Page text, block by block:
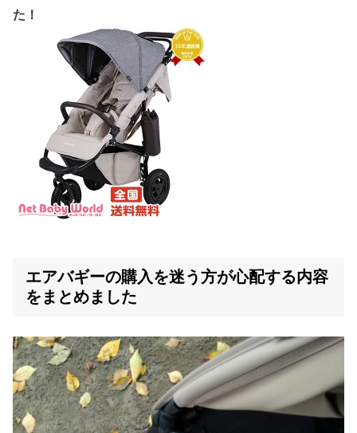
た！
エアバギーの購入を迷う方が心配する内容
をまとめました